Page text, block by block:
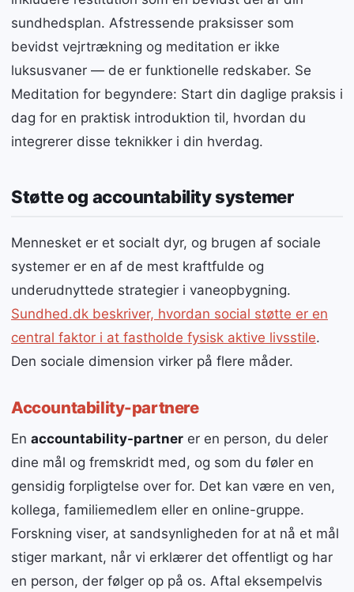
sundhedsplan. Afstressende praksisser som
bevidst vejrtrækning og meditation er ikke
luksusvaner — de er funktionelle redskaber. Se
Meditation for begyndere: Start din daglige praksis i
dag for en praktisk introduktion til, hvordan du
integrerer disse teknikker i din hverdag.
Støtte og accountability systemer
Mennesket er et socialt dyr, og brugen af sociale
systemer er en af de mest kraftfulde og
underudnyttede strategier i vaneopbygning.
Sundhed.dk beskriver, hvordan social støtte er en
central faktor i at fastholde fysisk aktive livsstile.
Den sociale dimension virker på flere måder.
Accountability-partnere
En accountability-partner er en person, du deler
dine mål og fremskridt med, og som du føler en
gensidig forpligtelse over for. Det kan være en ven,
kollega, familiemedlem eller en online-gruppe.
Forskning viser, at sandsynligheden for at nå et mål
stiger markant, når vi erklærer det offentligt og har
en person, der følger op på os. Aftal eksempelvis